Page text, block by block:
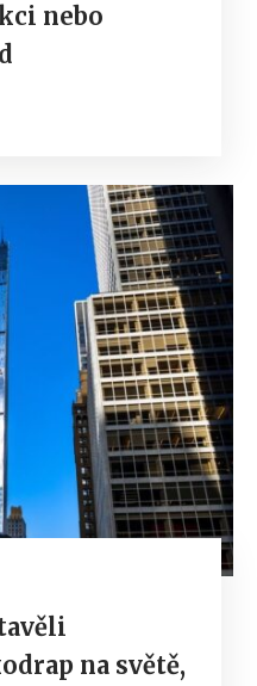
nebo
na světě,